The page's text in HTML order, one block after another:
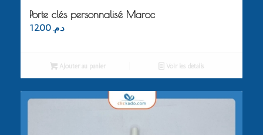
Porte clés personnalisé Maroc
د.م. 12.00
Ajouter au panier Voir les détails